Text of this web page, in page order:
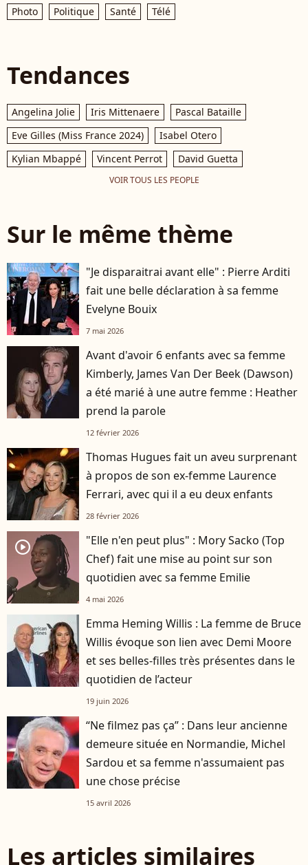
Photo
Politique Santé Télé
Tendances
Angelina Jolie Iris Mittenaere
Pascal Bataille
Eve Gilles (Miss France 2024)
Isabel Otero
Kylian Mbappé
Vincent Perrot David Guetta
VOIR TOUS LES PEOPLE
Sur le même thème
"Je disparaitrai avant elle" : Pierre Arditi
fait une belle déclaration à sa femme
Evelyne Bouix
7 mai 2026
Avant d'avoir 6 enfants avec sa femme
Kimberly, James Van Der Beek (Dawson)
a été marié à une autre femme : Heather
prend la parole
12 février 2026
Thomas Hugues fait un aveu surprenant
à propos de son ex-femme Laurence
Ferrari, avec qui il a eu deux enfants
28 février 2026
player2
"Elle n'en peut plus" : Mory Sacko (Top
Chef) fait une mise au point sur son
quotidien avec sa femme Emilie
4 mai 2026
Emma Heming Willis : La femme de Bruce
Willis évoque son lien avec Demi Moore
et ses belles-filles très présentes dans le
quotidien de l’acteur
19 juin 2026
“Ne filmez pas ça” : Dans leur ancienne
demeure située en Normandie, Michel
Sardou et sa femme n'assumaient pas
une chose précise
15 avril 2026
Les articles similaires